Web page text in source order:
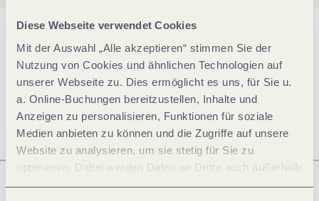
Diese Webseite verwendet Cookies
Mit der Auswahl „Alle akzeptieren“ stimmen Sie der
Nutzung von Cookies und ähnlichen Technologien auf
unserer Webseite zu. Dies ermöglicht es uns, für Sie u.
a. Online-Buchungen bereitzustellen, Inhalte und
Anzeigen zu personalisieren, Funktionen für soziale
Medien anbieten zu können und die Zugriffe auf unsere
Website zu analysieren, um sie stetig für Sie zu
optimieren. Dabei werden Daten an Dritte auch außerhalb
der Europäischen Union weitergegeben und dort
Allgemeine Informationen
Öffnungszeiten